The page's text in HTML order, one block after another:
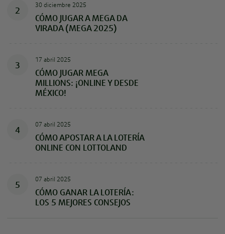
2 30 diciembre 2025
CÓMO JUGAR A MEGA DA
VIRADA (MEGA 2025)
3 17 abril 2025
CÓMO JUGAR MEGA
MILLIONS: ¡ONLINE Y DESDE
MÉXICO!
4 07 abril 2025
CÓMO APOSTAR A LA LOTERÍA
ONLINE CON LOTTOLAND
5 07 abril 2025
CÓMO GANAR LA LOTERÍA:
LOS 5 MEJORES CONSEJOS